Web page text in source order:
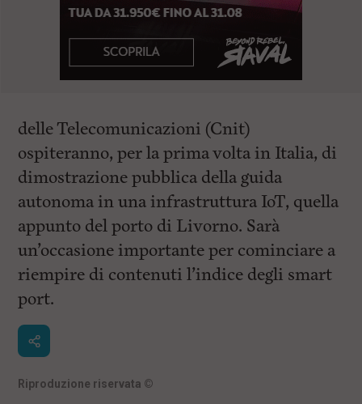
delle Telecomunicazioni (Cnit)
ospiteranno, per la prima volta in Italia, di
dimostrazione pubblica della guida
autonoma in una infrastruttura IoT, quella
appunto del porto di Livorno. Sarà
un’occasione importante per cominciare a
riempire di contenuti l’indice degli smart
port.
Riproduzione riservata ©